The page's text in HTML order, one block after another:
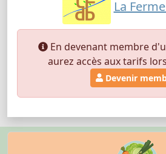
La
En devenant membre
aurez accès aux tarifs
Devenir